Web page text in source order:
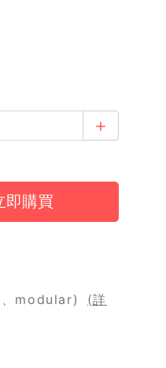
、modular)
(詳